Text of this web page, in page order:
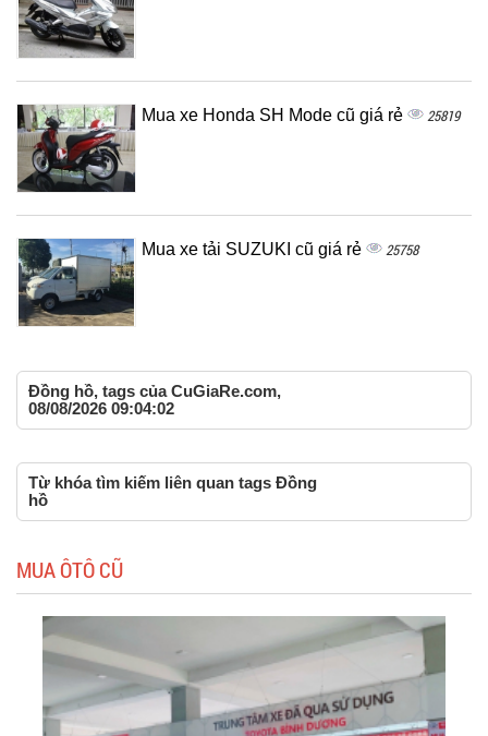
Mua xe Honda SH Mode cũ giá rẻ 25819
Mua xe tải SUZUKI cũ giá rẻ 25758
Đồng hồ, tags của CuGiaRe.com,
08/08/2026 09:04:02
Từ khóa tìm kiếm liên quan tags Đồng
hồ
MUA ÔTÔ CŨ